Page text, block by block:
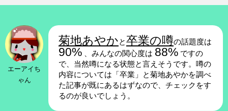
エーアイち
ゃん
菊地あやかと卒業の噂の話題度は
90% 、みんなの関心度は 88% ですの
で、当然噂になる状態と言えそうです。噂の
内容については「卒業」と菊地あやかを調べ
た記事が既にあるはずなので、チェックをす
るのが良いでしょう。